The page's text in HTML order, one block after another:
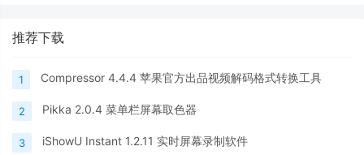
推荐下载
1 Compressor 4.4.4 苹果官方出品视频解码格式转换工具
2 Pikka 2.0.4 菜单栏屏幕取色器
3 iShowU Instant 1.2.11 实时屏幕录制软件